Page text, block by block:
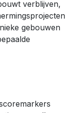
verblijven,
gebouwen